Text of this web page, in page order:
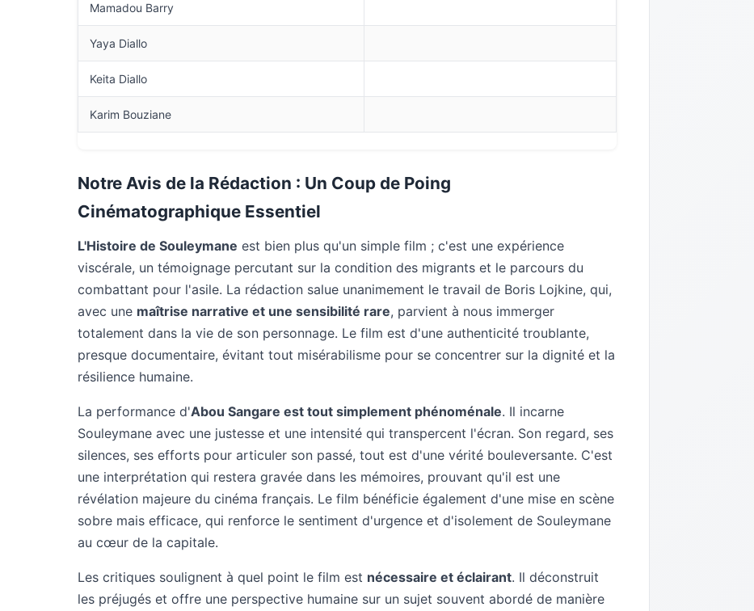
Mamadou Barry
Yaya Diallo
Keita Diallo
Karim Bouziane
Notre Avis de la Rédaction : Un Coup de Poing
Cinématographique Essentiel
L'Histoire de Souleymane est bien plus qu'un simple film ; c'est une expérience
viscérale, un témoignage percutant sur la condition des migrants et le parcours du
combattant pour l'asile. La rédaction salue unanimement le travail de Boris Lojkine, qui,
avec une maîtrise narrative et une sensibilité rare, parvient à nous immerger
totalement dans la vie de son personnage. Le film est d'une authenticité troublante,
presque documentaire, évitant tout misérabilisme pour se concentrer sur la dignité et la
résilience humaine.
La performance d'Abou Sangare est tout simplement phénoménale. Il incarne
Souleymane avec une justesse et une intensité qui transpercent l'écran. Son regard, ses
silences, ses efforts pour articuler son passé, tout est d'une vérité bouleversante. C'est
une interprétation qui restera gravée dans les mémoires, prouvant qu'il est une
révélation majeure du cinéma français. Le film bénéficie également d'une mise en scène
sobre mais efficace, qui renforce le sentiment d'urgence et d'isolement de Souleymane
au cœur de la capitale.
Les critiques soulignent à quel point le film est nécessaire et éclairant. Il déconstruit
les préjugés et offre une perspective humaine sur un sujet souvent abordé de manière